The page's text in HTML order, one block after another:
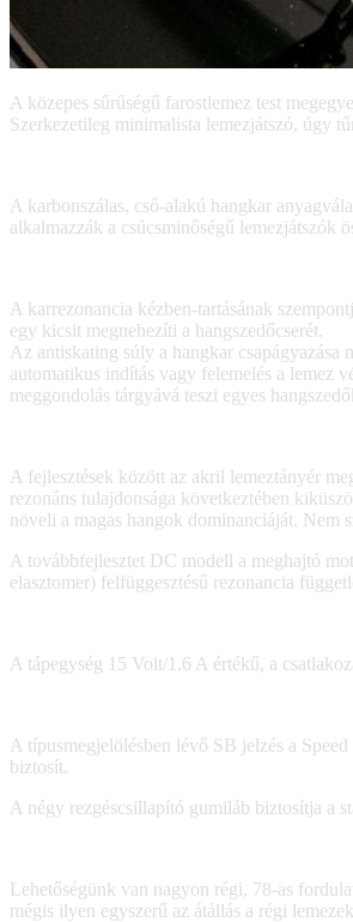
A közepes sűrűségű farostlemez test
Szerkezetileg minimalista lemezjátszó, úgy
A karbonszálas, cső-alakú hangkar
alkalmazzák a csúcsminőségű lemezjátszók
A karrezonancia kézben-tartásának
egy kicsit megnehezíti a hangszedőcserét.
Az antiskating súly a hangkar
automatikus indítás vagy felemelés a lemez
meggondolás tárgyává teszi egyes
A fejlesztések között az akril lemeztányér
rezonáns tulajdonsága következtében
növeli a magas hangok dominanciáját. Nem
A továbbfejlesztet DC modell a meghajtó
elasztomer) felfüggesztésű rezonancia
A tápegység 15 Volt/1.6 A értékű, a
A típusmegjelölésben lévő SB jelzés a
biztosít.
A négy rezgéscsillapító gumiláb biztosítja a
Lehetőségünk van nagyon régi, 78-as
mégis ilyen egyszerű az átállás a régi